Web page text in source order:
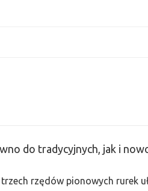
do tradycyjnych, jak i
rzędów pionowych rurek